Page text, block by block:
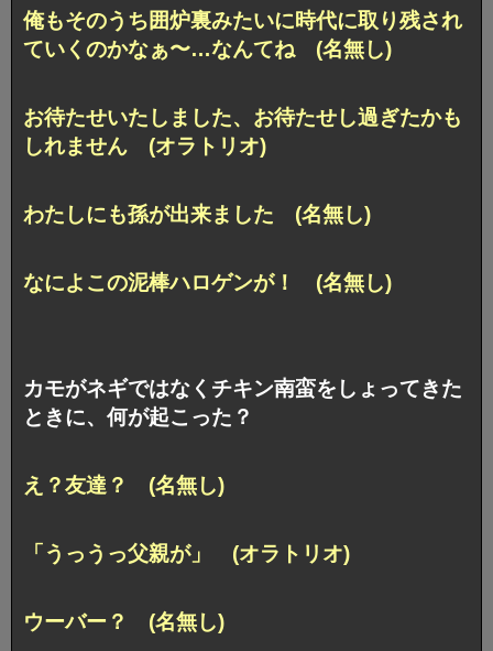
俺もそのうち囲炉裏みたいに時代に取り残され
ていくのかなぁ〜…なんてね (名無し)
お待たせいたしました、お待たせし過ぎたかも
しれません (オラトリオ)
わたしにも孫が出来ました (名無し)
なによこの泥棒ハロゲンが！ (名無し)
カモがネギではなくチキン南蛮をしょってきた
ときに、何が起こった？
え？友達？ (名無し)
「うっうっ父親が」 (オラトリオ)
ウーバー？ (名無し)